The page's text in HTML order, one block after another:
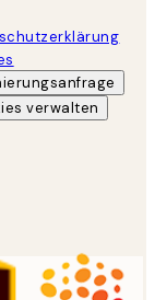
verwalten